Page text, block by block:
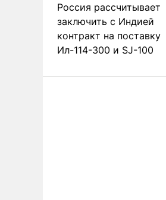
Россия рассчитывает
заключить с Индией
контракт на поставку
Ил-114-300 и SJ-100